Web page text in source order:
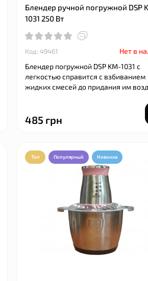
Щетка-насадка для вращающегося
шланга Water Blast Cleaner Roto /
Насадка для шланга
Блендер ручной погружной DSP
1031 250 Вт
Код: 49461
Нет в
Блендер погружной DSP KM-1031 с
легкостью справится с взбиванием
жидких смесей до придания им
485 грн
Топ Популярный Новинка